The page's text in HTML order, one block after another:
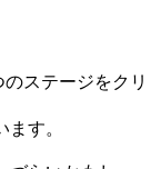
ステージをクリ
す。